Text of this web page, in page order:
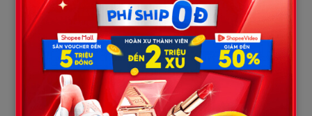
chuyện thì cười khẩy.
4. Đêm định mệnh
Đêm hôm đó, Tuấn cầm xẻng lén ra nghĩa địa. Ánh trăng mờ hắt
xuống, gió hun hút. Anh đào điên cuồng, đất văng tung tóe.
Trong đầu chỉ hiện lên hình ảnh sợi dây chuyền lấp lánh, như
chìa khóa để thoát nghèo.